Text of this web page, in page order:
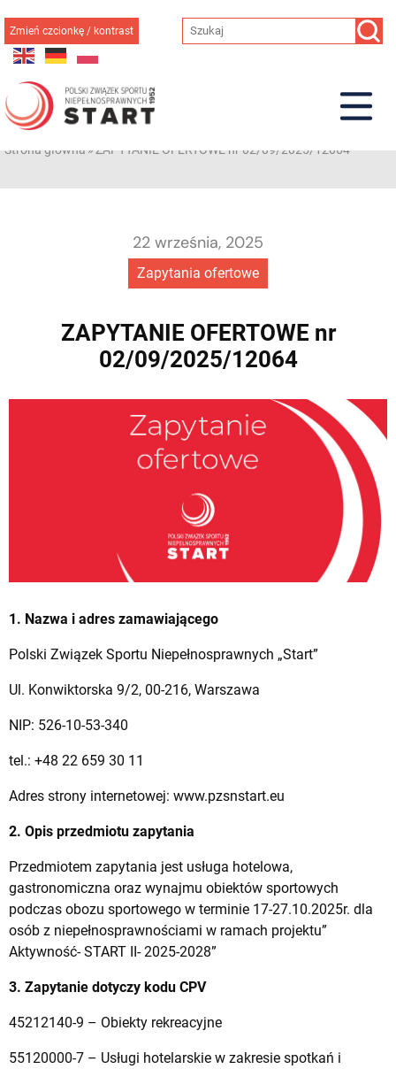
do
treści
Zmień czcionkę / kontrast
Strona główna»ZAPYTANIE OFERTOWE nr 02/09/2025/12064
Zapytania ofertowe
22 września, 2025
ZAPYTANIE OFERTOWE nr
02/09/2025/12064
1. Nazwa i adres zamawiającego
Polski Związek Sportu Niepełnosprawnych „Start”
Ul. Konwiktorska 9/2, 00-216, Warszawa
NIP: 526-10-53-340
tel.: +48 22 659 30 11
Adres strony internetowej: www.pzsnstart.eu
2. Opis przedmiotu zapytania
Przedmiotem zapytania jest usługa hotelowa,
gastronomiczna oraz wynajmu obiektów sportowych
podczas obozu sportowego w terminie 17-27.10.2025r. dla
osób z niepełnosprawnościami w ramach projektu”
Aktywność- START II- 2025-2028”
3. Zapytanie dotyczy kodu CPV
45212140-9 – Obiekty rekreacyjne
55120000-7 – Usługi hotelarskie w zakresie spotkań i